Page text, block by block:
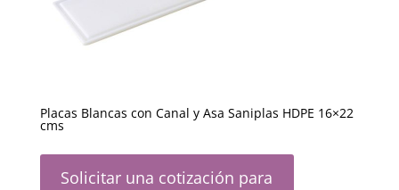
Placas Blancas con Canal y Asa Saniplas HDPE 16×22
cms
Solicitar una cotización para